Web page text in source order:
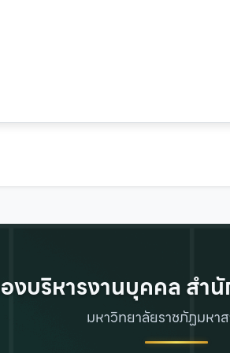
งบริหารงานบุคคล สำ
มหาวิทยาลัยราชภัฏมหา